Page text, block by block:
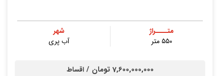
متــــراژ
۵۵۰ متر
شهر
آب پری
7,600,000,000 تومان / اقساط